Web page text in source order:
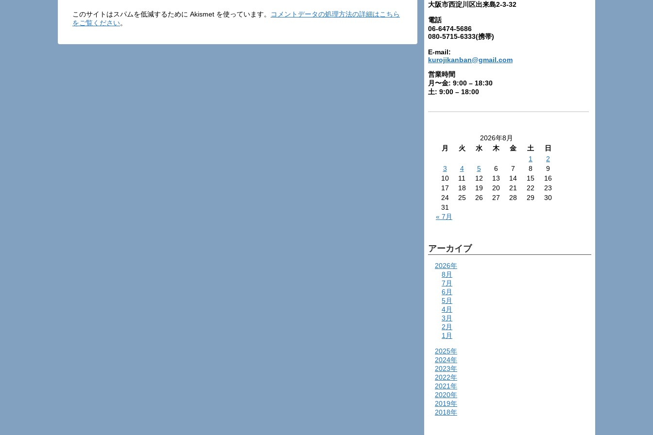
このサイトはスパムを低減するために Akismet を使っています。
コメントデータの処理方法の詳細はこちら
をご覧ください。
大阪市西淀川区出来島2-3-32
電話
06-6474-5686
080-5715-6333(携帯)
E-mail:
kurojikanban@gmail.com
営業時間
月〜金: 9:00 – 18:30
土: 9:00 – 18:00
2026年8月
月
火 水 木 金 土
日
1
2
3
4 5 6 7 8
9
10
11 12 13 14 15
16
17
18 19 20 21 22
23
24
25 26 27 28 29
30
31
« 7月
アーカイブ
2026年
8月
7月
6月
5月
4月
3月
2月
1月
2025年
2024年
2023年
2022年
2021年
2020年
2019年
2018年